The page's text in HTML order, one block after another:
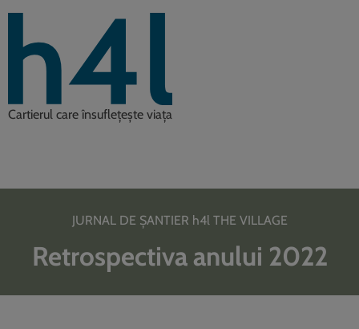
Cartierul care însuflețește viața
JURNAL DE ȘANTIER h4l THE VILLAGE
Retrospectiva anului 2022